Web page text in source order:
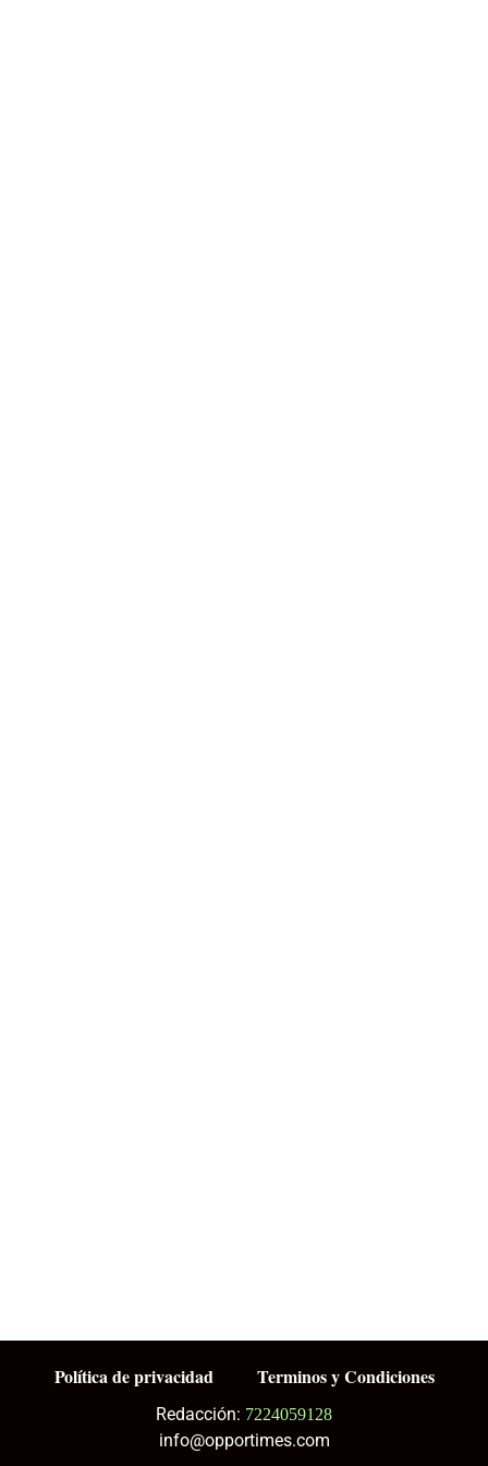
Política de privacidad Terminos y Condiciones
Redacción: 7224059128
info@opportimes.com